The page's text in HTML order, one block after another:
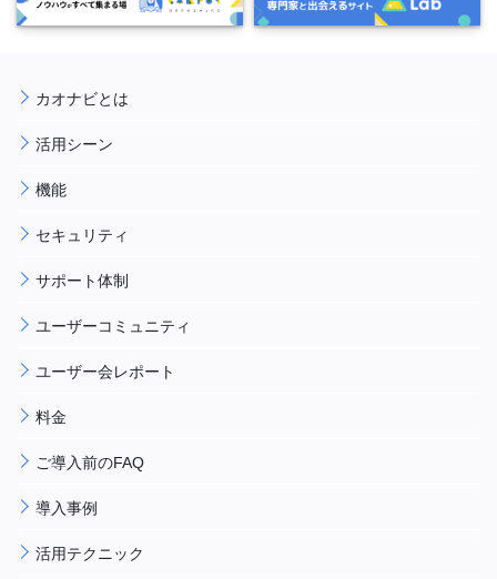
カオナビとは
活用シーン
機能
セキュリティ
サポート体制
ユーザーコミュニティ
ユーザー会レポート
料金
ご導入前のFAQ
導入事例
活用テクニック